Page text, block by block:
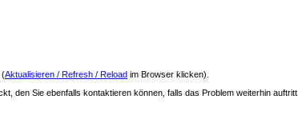
(Aktualisieren / Refresh / Reload im Browser klicken).
den Sie ebenfalls kontaktieren können, falls das Problem weiterhin auftritt.